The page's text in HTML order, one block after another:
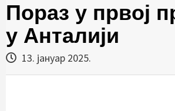
Пораз у првој
у Анталији
13. јануар 2025.